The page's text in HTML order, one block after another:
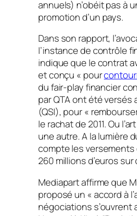
annuels) n’obéit pas à
promotion d’un pays.
Dans son rapport,
l’instance de contrôle
indique que le contrat
et conçu « pour
du fair-play financier
par QTA ont été
(QSI), pour«
le rachat de 2011. Ou
une autre. A la lumière
compte les versements
260 millions d’euros
Mediapartaffirme que
proposé un «accord à
négociations s’ouvrent